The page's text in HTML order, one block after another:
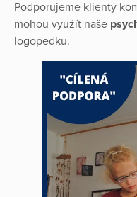
Podporujeme klienty
mohou využít naše
logopedku.